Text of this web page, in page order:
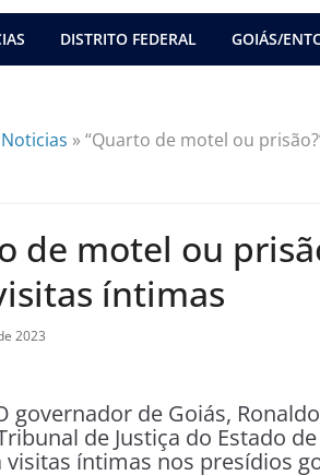
DISTRITO FEDERAL GOIÁS/
»“Quarto de motel ou
de motel ou
íntimas
2023
governador de Goiás,
de Justiça do Estado
visitas íntimas nos presídios